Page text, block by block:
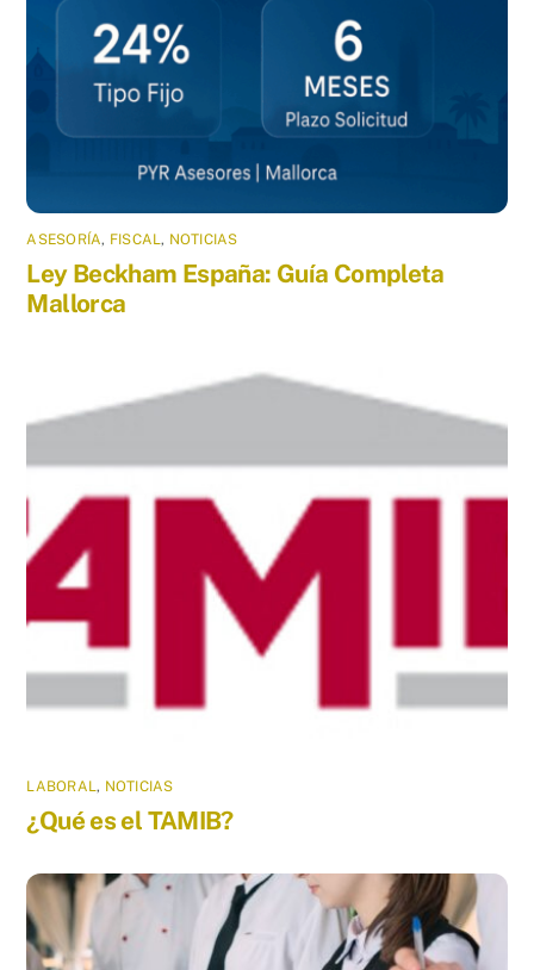
ASESORÍA, FISCAL, NOTICIAS
Ley Beckham España: Guía Completa
Mallorca
LABORAL , NOTICIAS
¿Qué es el TAMIB?